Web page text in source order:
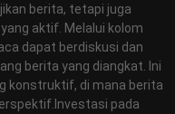
berita, tetapi juga
aktif. Melalui kolom
dapat berdiskusi dan
berita yang diangkat. Ini
konstruktif, di mana berita
pada